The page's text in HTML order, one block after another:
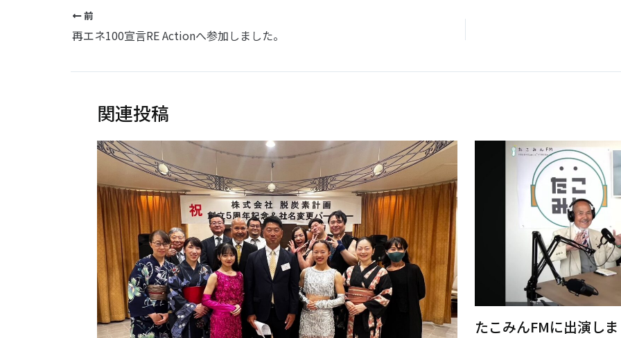
前
再エネ100宣言RE Actionへ参加しました。
関連投稿
たこみんFMに出演し